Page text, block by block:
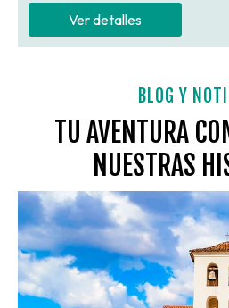
Ver detalles
BLOG Y
TU AVENTURA
NUESTRAS